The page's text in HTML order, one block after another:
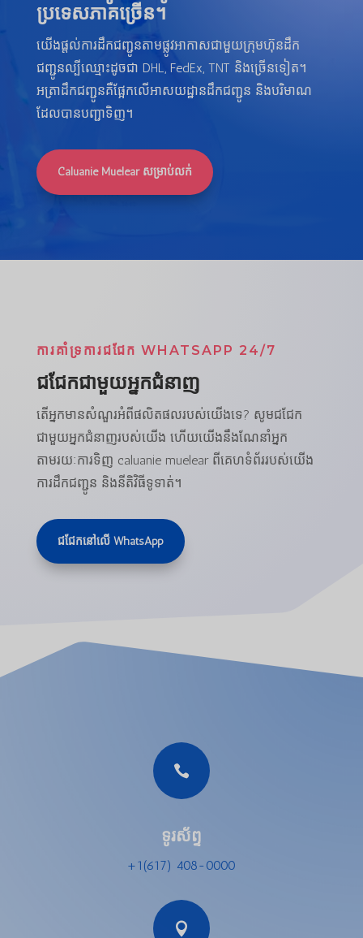
ប្រទេសភាគច្រើន។
យើងផ្តល់ការដឹកជញ្ជូនតាមផ្លូវអាកាសជាមួយក្រុមហ៊ុនដឹក
ជញ្ជូនល្បីឈ្មោះដូចជា DHL, FedEx, TNT និងច្រើនទៀត។
អត្រាដឹកជញ្ជូនគឺផ្អែកលើអាសយដ្ឋានដឹកជញ្ជូន និងបរិមាណ
ដែលបានបញ្ជាទិញ។
Caluanie Muelear សម្រាប់លក់
ការគាំទ្រការជជែក WHATSAPP 24/7
ជជែកជាមួយអ្នកជំនាញ
តើអ្នកមានសំណួរអំពីផលិតផលរបស់យើងទេ? សូមជជែក
ជាមួយអ្នកជំនាញរបស់យើង ហើយយើងនឹងណែនាំអ្នក
តាមរយៈការទិញ caluanie muelear ពីគេហទំព័ររបស់យើង
ការដឹកជញ្ជូន និងនីតិវិធីទូទាត់។
ជជែកនៅលើ WhatsApp

ទូរស័ព្ទ
+1(617) 408-0000
